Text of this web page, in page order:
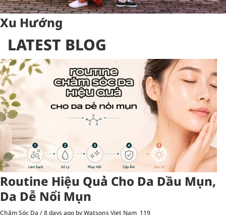
Xu Hướng
LATEST BLOG
Routine Hiệu Quả Cho Da Dầu Mụn,
Da Dễ Nổi Mụn
Chăm Sóc Da /8 days ago by Watsons Viet Nam 119